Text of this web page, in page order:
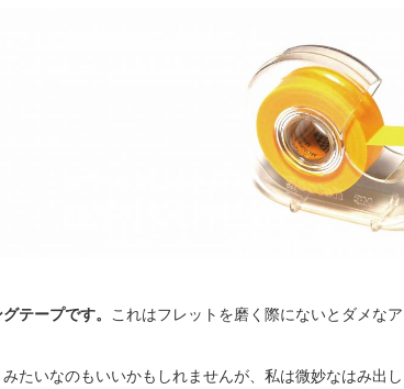
テープです。 これはフレットを磨く際にないとダメなア
たいなのもいいかもしれませんが、私は微妙なはみ出